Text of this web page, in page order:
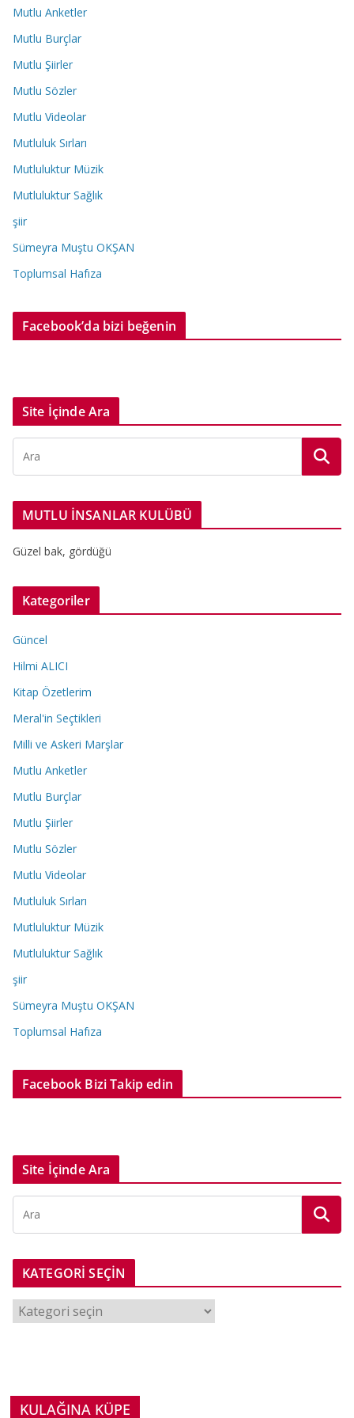
Mutlu Anketler
Mutlu Burçlar
Mutlu Şiirler
Mutlu Sözler
Mutlu Videolar
Mutluluk Sırları
Mutluluktur Müzik
Mutluluktur Sağlık
şiir
Sümeyra Muştu OKŞAN
Toplumsal Hafıza
Facebook’da bizi beğenin
Site İçinde Ara
MUTLU İNSANLAR KULÜBÜ
Güzel bak, gördüğü
Kategoriler
Güncel
Hilmi ALICI
Kitap Özetlerim
Meral'in Seçtikleri
Milli ve Askeri Marşlar
Mutlu Anketler
Mutlu Burçlar
Mutlu Şiirler
Mutlu Sözler
Mutlu Videolar
Mutluluk Sırları
Mutluluktur Müzik
Mutluluktur Sağlık
şiir
Sümeyra Muştu OKŞAN
Toplumsal Hafıza
Facebook Bizi Takip edin
Site İçinde Ara
KATEGORİ SEÇİN
A
KULAĞINA KÜPE